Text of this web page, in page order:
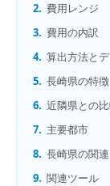
2. 費用レンジ
3. 費用の内訳
4. 算出方法と
5. 長崎県の特徴
6. 近隣県との
7. 主要都市
8. 長崎県の関
9. 関連ツール